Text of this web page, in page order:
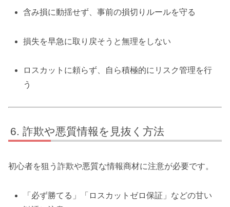
含み損に動揺せず、事前の損切りルールを守る
損失を早急に取り戻そうと無理をしない
ロスカットに頼らず、自ら積極的にリスク管理を行
う
詐欺や悪質情報を見抜く方法
初心者を狙う詐欺や悪質な情報商材に注意が必要です。
「必ず勝てる」「ロスカットゼロ保証」などの甘い